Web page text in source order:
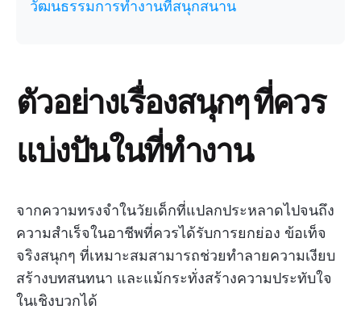
วัฒนธรรมการทำงานที่สนุกสนาน
ตัวอย่างเรื่องสนุกๆ ที่ควร
แบ่งปันในที่ทำงาน
จากความทรงจำในวัยเด็กที่แปลกประหลาดไปจนถึง
ความสำเร็จในอาชีพที่ควรได้รับการยกย่อง ข้อเท็จ
จริงสนุกๆ ที่เหมาะสมสามารถช่วยทำลายความเงียบ
สร้างบทสนทนา และแม้กระทั่งสร้างความประทับใจ
ในเชิงบวกได้